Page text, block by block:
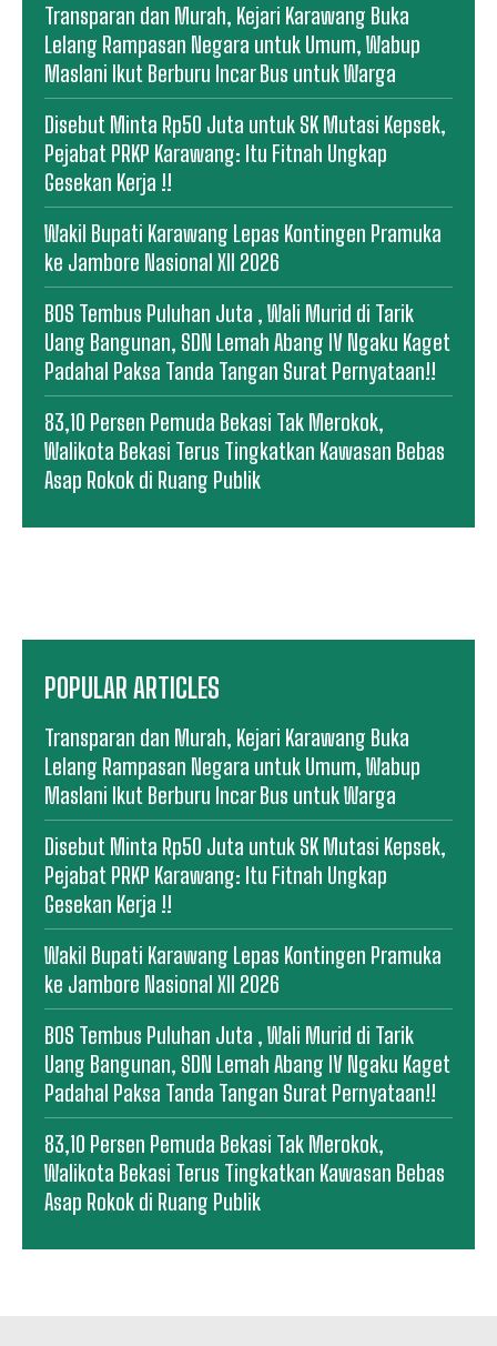
Transparan dan Murah, Kejari Karawang Buka
Lelang Rampasan Negara untuk Umum, Wabup
Maslani Ikut Berburu Incar Bus untuk Warga
Disebut Minta Rp50 Juta untuk SK Mutasi Kepsek,
Pejabat PRKP Karawang: Itu Fitnah Ungkap
Gesekan Kerja !!
Wakil Bupati Karawang Lepas Kontingen Pramuka
ke Jambore Nasional XII 2026
BOS Tembus Puluhan Juta , Wali Murid di Tarik
Uang Bangunan, SDN Lemah Abang IV Ngaku Kaget
Padahal Paksa Tanda Tangan Surat Pernyataan!!
83,10 Persen Pemuda Bekasi Tak Merokok,
Walikota Bekasi Terus Tingkatkan Kawasan Bebas
Asap Rokok di Ruang Publik
POPULAR ARTICLES
Transparan dan Murah, Kejari Karawang Buka
Lelang Rampasan Negara untuk Umum, Wabup
Maslani Ikut Berburu Incar Bus untuk Warga
Disebut Minta Rp50 Juta untuk SK Mutasi Kepsek,
Pejabat PRKP Karawang: Itu Fitnah Ungkap
Gesekan Kerja !!
Wakil Bupati Karawang Lepas Kontingen Pramuka
ke Jambore Nasional XII 2026
BOS Tembus Puluhan Juta , Wali Murid di Tarik
Uang Bangunan, SDN Lemah Abang IV Ngaku Kaget
Padahal Paksa Tanda Tangan Surat Pernyataan!!
83,10 Persen Pemuda Bekasi Tak Merokok,
Walikota Bekasi Terus Tingkatkan Kawasan Bebas
Asap Rokok di Ruang Publik